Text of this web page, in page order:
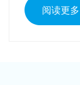
现中后期抗
期表现更为
阅读更多